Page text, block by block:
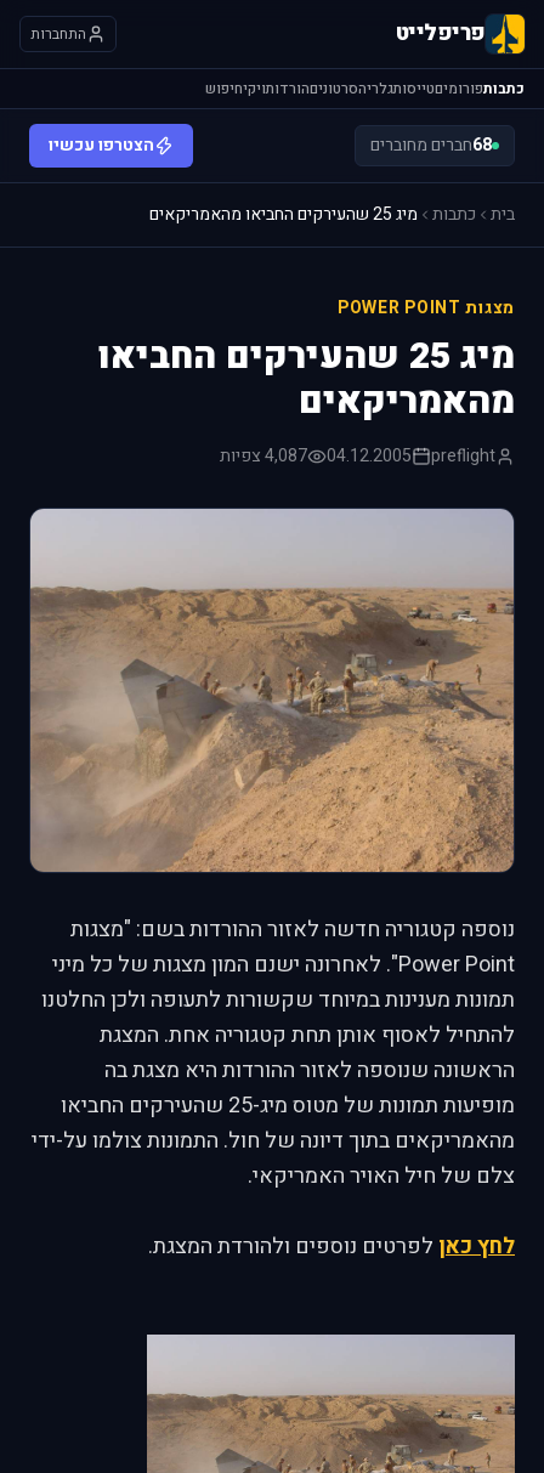
פריפלייט התחברות
כתבותפורומיםטייסותגלריהסרטוניםהורדותויקיחיפוש
68חברים מחוברים הצטרפו עכשיו
בית כתבות מיג 25 שהעירקים החביאו מהאמריקאים
מצגות POWER POINT
מיג 25 שהעירקים החביאו
מהאמריקאים
preflight
04.12.2005 4,087 צפיות
נוספה קטגוריה חדשה לאזור ההורדות בשם: "מצגות
Power Point". לאחרונה ישנם המון מצגות של כל מיני
תמונות מענינות במיוחד שקשורות לתעופה ולכן החלטנו
להתחיל לאסוף אותן תחת קטגוריה אחת. המצגת
הראשונה שנוספה לאזור ההורדות היא מצגת בה
מופיעות תמונות של מטוס מיג-25 שהעירקים החביאו
מהאמריקאים בתוך דיונה של חול. התמונות צולמו על-ידי
צלם של חיל האויר האמריקאי.
לחץ כאן לפרטים נוספים ולהורדת המצגת.